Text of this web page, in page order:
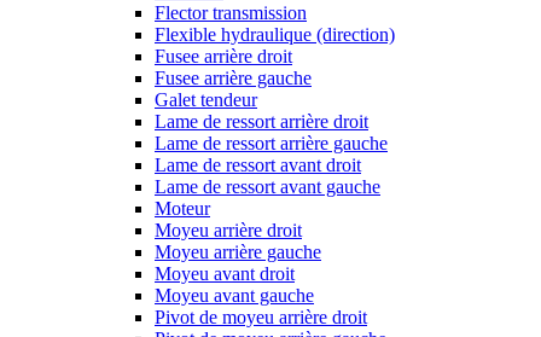
Flector transmission
Flexible hydraulique (direction)
Fusee arrière droit
Fusee arrière gauche
Galet tendeur
Lame de ressort arrière droit
Lame de ressort arrière gauche
Lame de ressort avant droit
Lame de ressort avant gauche
Moteur
Moyeu arrière droit
Moyeu arrière gauche
Moyeu avant droit
Moyeu avant gauche
Pivot de moyeu arrière droit